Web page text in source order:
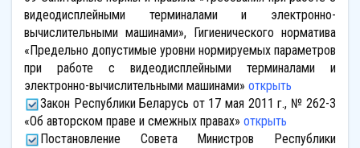
видеодисплейными терминалами и электронно-
вычислительными машинами», Гигиенического норматива
«Предельно допустимые уровни нормируемых параметров
при работе с видеодисплейными терминалами и
электронно-вычислительными машинами» открыть
Закон Республики Беларусь от 17 мая 2011 г., № 262-3
«Об авторском праве и смежных правах» открыть
Постановление Совета Министров Республики